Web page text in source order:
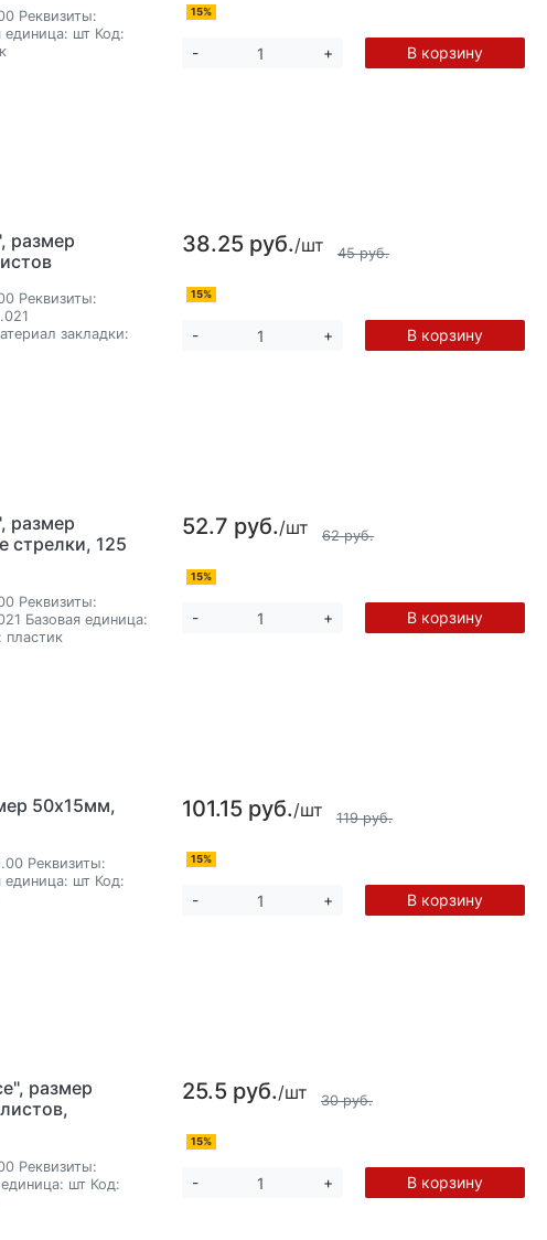
Реквизиты:
единица: шт Код:
15%
- + В корзину
размер
Реквизиты:
закладки:
38.25 руб./шт 45 руб.
15%
- + В корзину
размер
стрелки, 125
Реквизиты:
Базовая единица:
пластик
52.7 руб./шт 62 руб.
15%
- + В корзину
50х15мм,
Реквизиты:
единица: шт Код:
101.15 руб./шт 119 руб.
15%
- + В корзину
размер
Реквизиты:
шт Код:
25.5 руб./шт 30 руб.
15%
- + В корзину